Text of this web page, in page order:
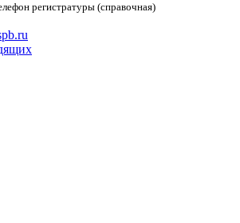
регистратуры (справочная)